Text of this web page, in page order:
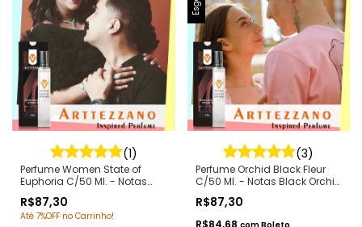
(1)
Perfume Women State of
Euphoria C/50 Ml. - Notas
Contratipos Premium - Arte 1
Perfumes
R$87,30
Até 7%OFF no Carrinho!
(3)
Perfume Orchid Black Fleur
C/50 Ml. - Notas Black Orchid
Premium - Arte 1 Perfumes
R$87,30
R$84,68